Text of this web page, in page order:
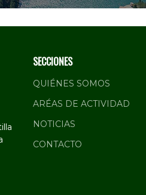
SECCIONES
QUIÉNES SOMOS
ARÉAS DE ACTIVIDAD
NOTICIAS
CONTACTO